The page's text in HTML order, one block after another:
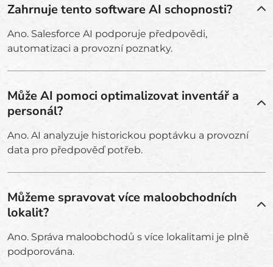
Zahrnuje tento software AI schopnosti?
Ano. Salesforce AI podporuje předpovědi,
automatizaci a provozní poznatky.
Může AI pomoci optimalizovat inventář a
personál?
Ano. AI analyzuje historickou poptávku a provozní
data pro předpověď potřeb.
Můžeme spravovat více maloobchodních
lokalit?
Ano. Správa maloobchodů s více lokalitami je plně
podporována.